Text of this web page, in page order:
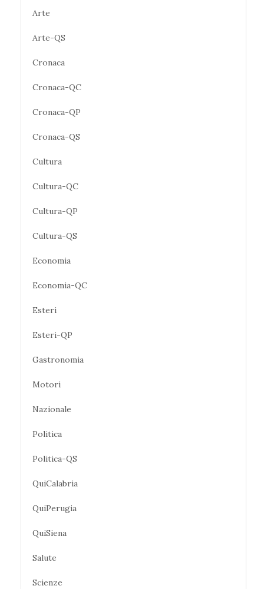
Arte
Arte-QS
Cronaca
Cronaca-QC
Cronaca-QP
Cronaca-QS
Cultura
Cultura-QC
Cultura-QP
Cultura-QS
Economia
Economia-QC
Esteri
Esteri-QP
Gastronomia
Motori
Nazionale
Politica
Politica-QS
QuiCalabria
QuiPerugia
QuiSiena
Salute
Scienze